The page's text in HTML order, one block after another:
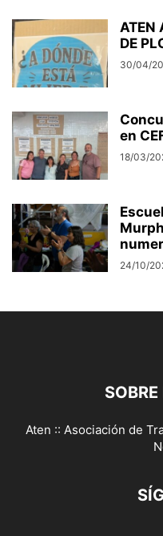
ATEN
DE
30/04/
en
18/03/
24/10/
Aten :: Asociación de